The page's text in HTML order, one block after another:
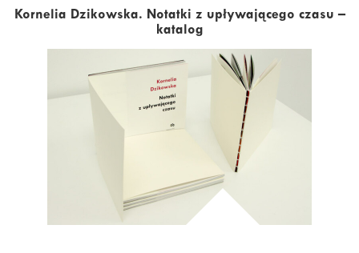
Kornelia Dzikowska. Notatki z upływającego czasu –
katalog